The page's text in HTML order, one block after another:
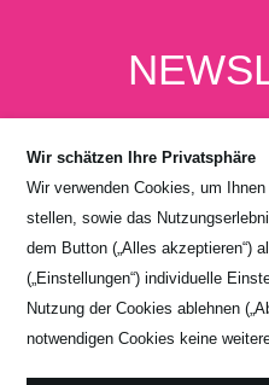
Wir schätzen Ihre Privatsphäre
Wir verwenden Cookies, um
stellen, sowie das
dem Button („Alles akzeptieren“)
(„Einstellungen“) individuelle
Nutzung der Cookies ablehnen
notwendigen Cookies keine